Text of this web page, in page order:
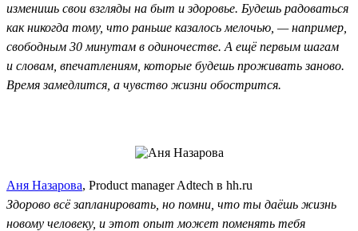
изменишь свои взгляды на быт и здоровье. Будешь радоваться
как никогда тому, что раньше казалось мелочью, — например,
свободным 30 минутам в одиночестве. А ещё первым шагам
и словам, впечатлениям, которые будешь проживать заново.
Время замедлится, а чувство жизни обострится.
Аня Назарова, Product manager Adtech в hh.ru
Здорово всё запланировать, но помни, что ты даёшь жизнь
новому человеку, и этот опыт может поменять тебя